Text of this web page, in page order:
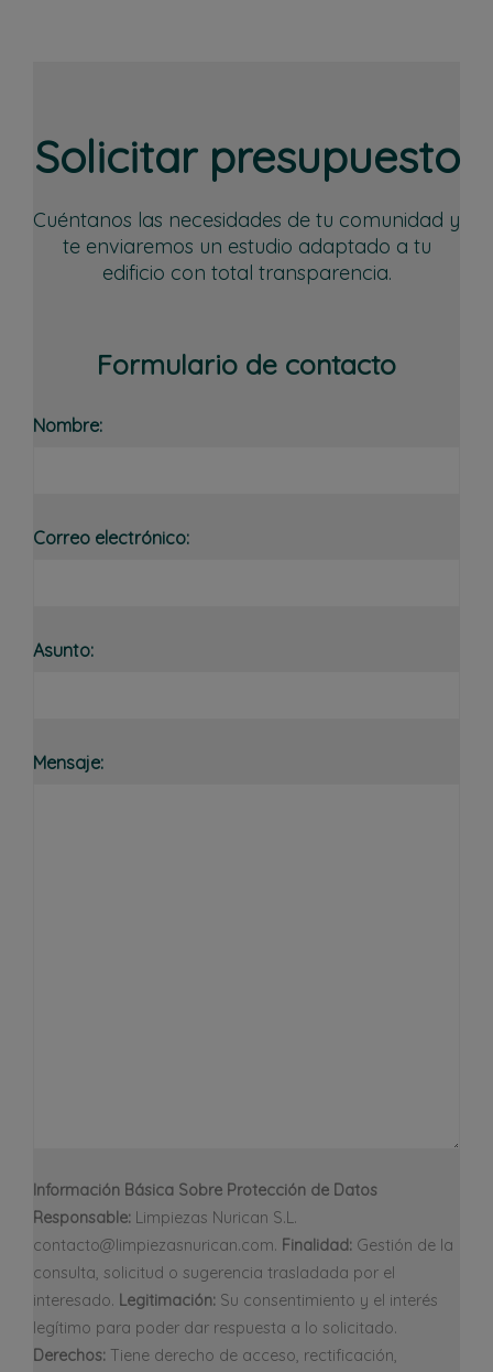
Solicitar presupuesto
Cuéntanos las necesidades de tu comunidad y
te enviaremos un estudio adaptado a tu
edificio con total transparencia.
Formulario de contacto
Nombre:
Correo electrónico:
Asunto:
Mensaje:
Información Básica Sobre Protección de Datos
Responsable: Limpiezas Nurican S.L.
contacto@limpiezasnurican.com. Finalidad: Gestión de la
consulta, solicitud o sugerencia trasladada por el
interesado. Legitimación: Su consentimiento y el interés
legítimo para poder dar respuesta a lo solicitado.
Derechos: Tiene derecho de acceso, rectificación,